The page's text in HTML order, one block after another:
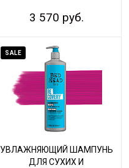
3 570 руб.
SALE
УВЛАЖНЯЮЩИЙ ШАМПУНЬ
ДЛЯ СУХИХ И